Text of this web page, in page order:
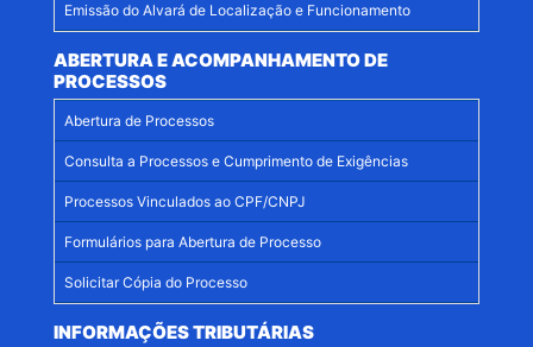
Emissão do Alvará de Localização e Funcionamento
ABERTURA E ACOMPANHAMENTO DE
PROCESSOS
Abertura de Processos
Consulta a Processos e Cumprimento de Exigências
Processos Vinculados ao CPF/CNPJ
Formulários para Abertura de Processo
Solicitar Cópia do Processo
INFORMAÇÕES TRIBUTÁRIAS